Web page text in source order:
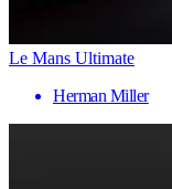
Le Mans Ultimate
Herman Miller